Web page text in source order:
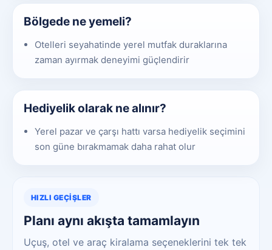
Bölgede ne yemeli?
Otelleri seyahatinde yerel mutfak duraklarına
zaman ayırmak deneyimi güçlendirir
Hediyelik olarak ne alınır?
Yerel pazar ve çarşı hattı varsa hediyelik seçimini
son güne bırakmamak daha rahat olur
HIZLI GEÇIŞLER
Planı aynı akışta tamamlayın
Uçuş, otel ve araç kiralama seçeneklerini tek tek